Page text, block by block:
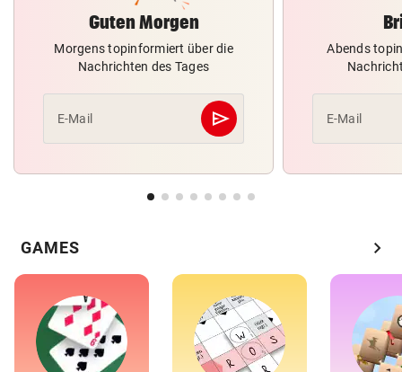
Guten Morgen
Morgens topinformiert über die
Nachrichten des Tages
E-Mail send
Abschicken
Abends
E-Mail
GAMES chevron_right